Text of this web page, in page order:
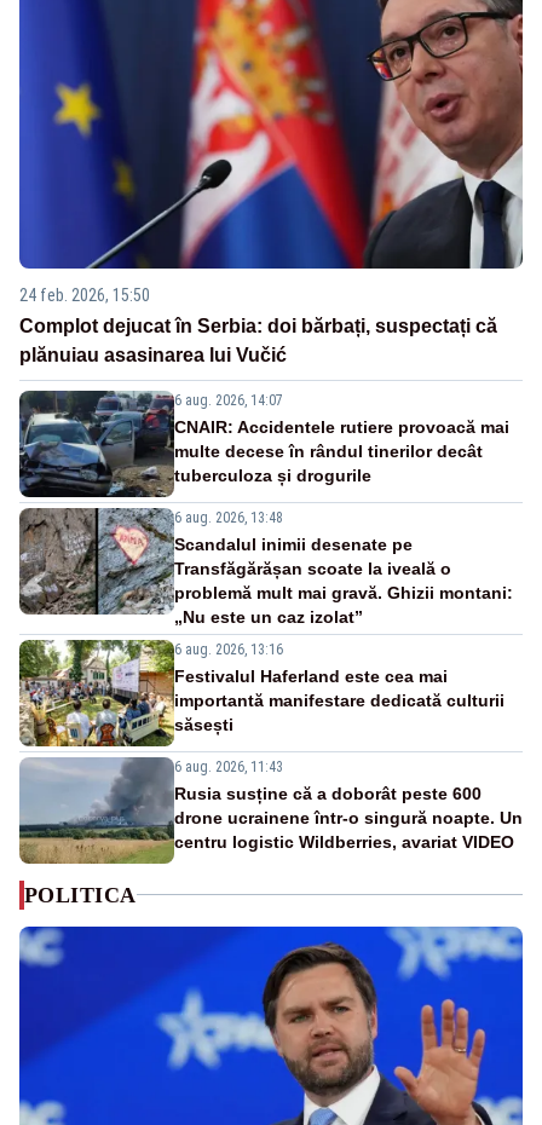
24 feb. 2026, 15:50
Complot dejucat în Serbia: doi bărbați, suspectați că
plănuiau asasinarea lui Vučić
6 aug. 2026, 14:07
CNAIR: Accidentele rutiere provoacă mai
multe decese în rândul tinerilor decât
tuberculoza și drogurile
6 aug. 2026, 13:48
Scandalul inimii desenate pe
Transfăgărășan scoate la iveală o
problemă mult mai gravă. Ghizii montani:
„Nu este un caz izolat”
6 aug. 2026, 13:16
Festivalul Haferland este cea mai
importantă manifestare dedicată culturii
săsești
6 aug. 2026, 11:43
Rusia susține că a doborât peste 600
drone ucrainene într-o singură noapte. Un
centru logistic Wildberries, avariat VIDEO
POLITICA